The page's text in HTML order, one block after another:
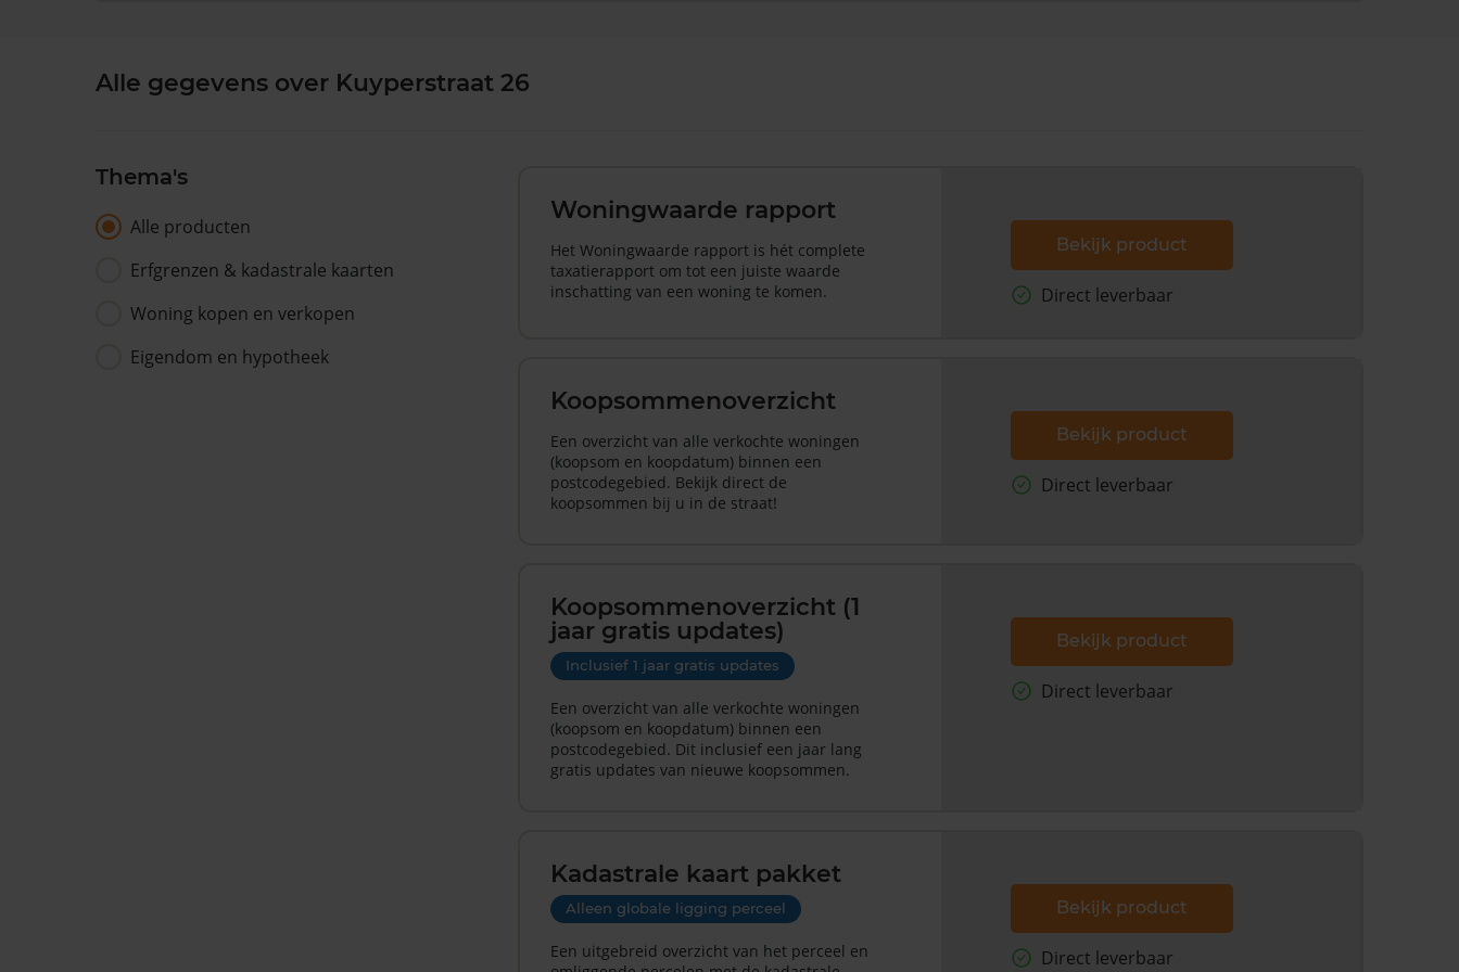
Alle gegevens over Kuyperstraat 26
Thema's
Alle producten
Erfgrenzen & kadastrale kaarten
Woning kopen en verkopen
Eigendom en hypotheek
Woningwaarde rapport
Het Woningwaarde rapport is hét complete
taxatierapport om tot een juiste waarde
inschatting van een woning te komen.
Bekijk product
Direct leverbaar
Koopsommenoverzicht
Een overzicht van alle verkochte woningen
(koopsom en koopdatum) binnen een
postcodegebied. Bekijk direct de
koopsommen bij u in de straat!
Bekijk product
Direct leverbaar
Koopsommenoverzicht (1
jaar gratis updates)
Inclusief 1 jaar gratis updates
Een overzicht van alle verkochte woningen
(koopsom en koopdatum) binnen een
postcodegebied. Dit inclusief een jaar lang
gratis updates van nieuwe koopsommen.
Bekijk product
Direct leverbaar
Kadastrale kaart pakket
Alleen globale ligging perceel
Een uitgebreid overzicht van het perceel en
Bekijk product
Direct leverbaar